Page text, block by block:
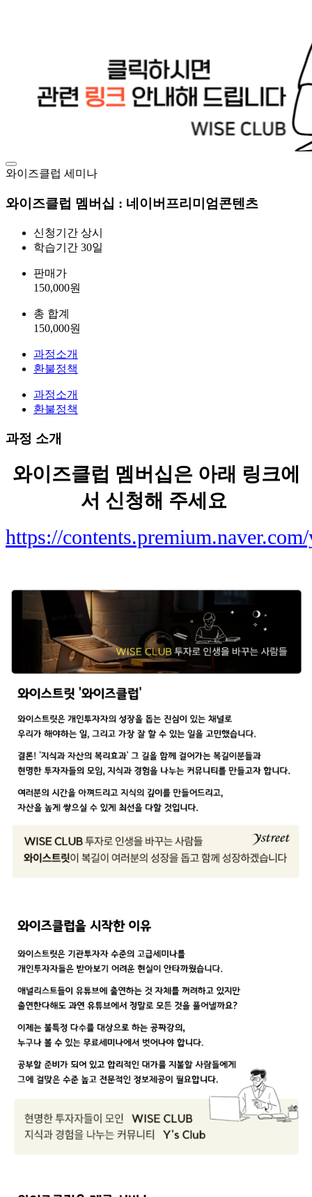
와이즈클럽 세미나
와이즈클럽 멤버십 : 네이버프리미엄콘텐츠
신청기간 상시
학습기간 30일
판매가
150,000원
총 합계
150,000원
과정소개
환불정책
과정소개
환불정책
과정 소개
와이즈클럽 멤버십은 아래 링크에
서 신청해 주세요
https://